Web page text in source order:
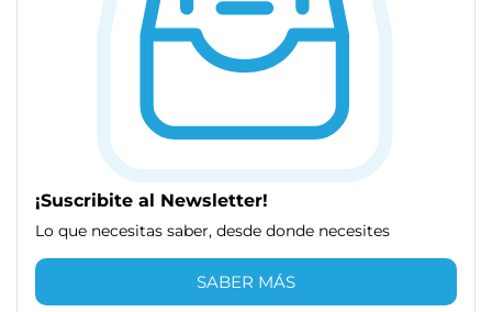
¡Suscribite al Newsletter!
Lo que necesitas saber, desde donde necesites
SABER MÁS